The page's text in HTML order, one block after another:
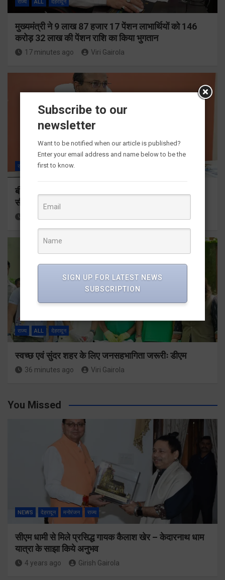
राज्य ALL देहरादून
मुख्यमंत्री ने 9 लाख 87 हजार 17 पेंशन लाभार्थियों को 146
करोड़ 32 लाख की पेंशन राशि का किया भुगतान
17 minutes ago Viri Gairola
राज्य ALL देहरादून
बीएलओ और फील्ड स्टॉफ को प्रोत्साहित करें जिलाधिकारीः
सीईओ
32 minutes ago
राज्य ALL देहरादून
स्वच्छ एवं सुंदर शहर के लिए जनसहभागिता जरूरीः डीएम
36 minutes ago Viri Gairola
You Missed
NEWS देहरादून मनोरंजन राज्य
सीएम धामी से मिले प्रसिद्ध गायक कैलाश खेर – केदारनाथ धाम
यात्रा के साझा किये अनुभव
4 years ago Girish Gairola
Subscribe to our
newsletter
Want to be notified when our article is published?
Enter your email address and name below to be the
first to know.
SIGN UP FOR LATEST NEWS
SUBSCRIPTION